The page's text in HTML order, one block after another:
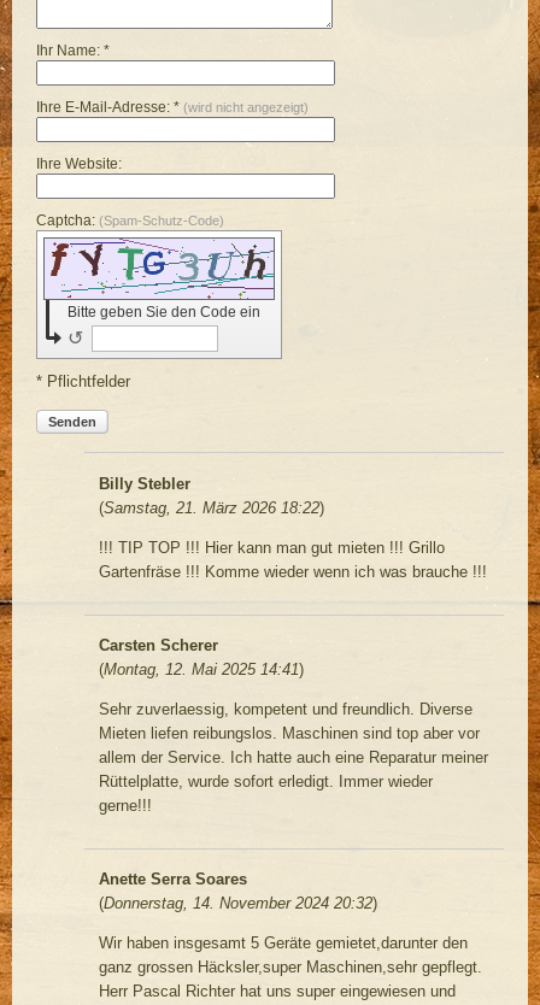
Ihr Name: *
Ihre E-Mail-Adresse: * (wird nicht angezeigt)
Ihre Website:
Captcha: (Spam-Schutz-Code)
Bitte geben Sie den Code ein
↺
* Pflichtfelder
Senden
Billy Stebler
(Samstag, 21. März 2026 18:22)
!!! TIP TOP !!! Hier kann man gut mieten !!! Grillo
Gartenfräse !!! Komme wieder wenn ich was brauche !!!
Carsten Scherer
(Montag, 12. Mai 2025 14:41)
Sehr zuverlaessig, kompetent und freundlich. Diverse
Mieten liefen reibungslos. Maschinen sind top aber vor
allem der Service. Ich hatte auch eine Reparatur meiner
Rüttelplatte, wurde sofort erledigt. Immer wieder
gerne!!!
Anette Serra Soares
(Donnerstag, 14. November 2024 20:32)
Wir haben insgesamt 5 Geräte gemietet,darunter den
ganz grossen Häcksler,super Maschinen,sehr gepflegt.
Herr Pascal Richter hat uns super eingewiesen und